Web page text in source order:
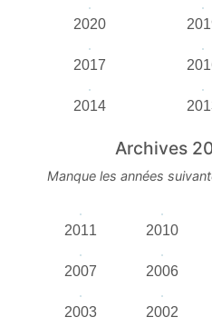
2020
2017
2014
Archives
Manque les années
2011 2010
2007 2006
2003 2002